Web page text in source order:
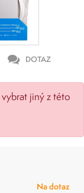
DOTAZ
jiný z této
Na dotaz